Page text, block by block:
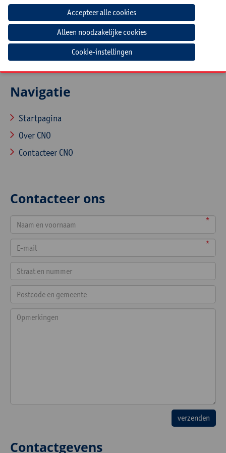
Een laptop met lader
Navigatie
Startpagina
Over CNO
Contacteer CNO
Contacteer ons
*
*
Contactgevens
Cookie-instellingen